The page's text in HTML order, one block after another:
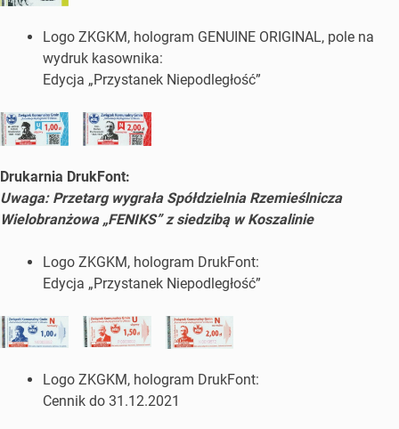
Logo ZKGKM, hologram GENUINE ORIGINAL, pole na
wydruk kasownika:
Edycja „Przystanek Niepodległość”
Drukarnia DrukFont:
Uwaga: Przetarg wygrała Spółdzielnia Rzemieślnicza
Wielobranżowa „FENIKS” z siedzibą w Koszalinie
Logo ZKGKM, hologram DrukFont:
Edycja „Przystanek Niepodległość”
Logo ZKGKM, hologram DrukFont:
Cennik do 31.12.2021